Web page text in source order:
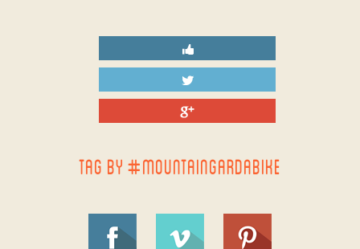
TAG BY #MOUNTAINGARDABIKE